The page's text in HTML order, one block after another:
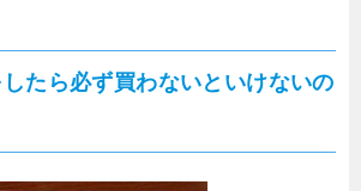
たら必ず買わないといけないの